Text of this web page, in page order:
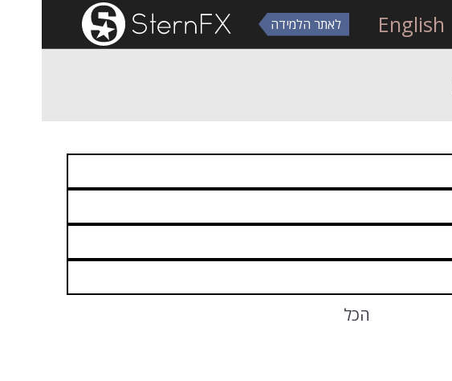
English לאתר הלמידה
הכל